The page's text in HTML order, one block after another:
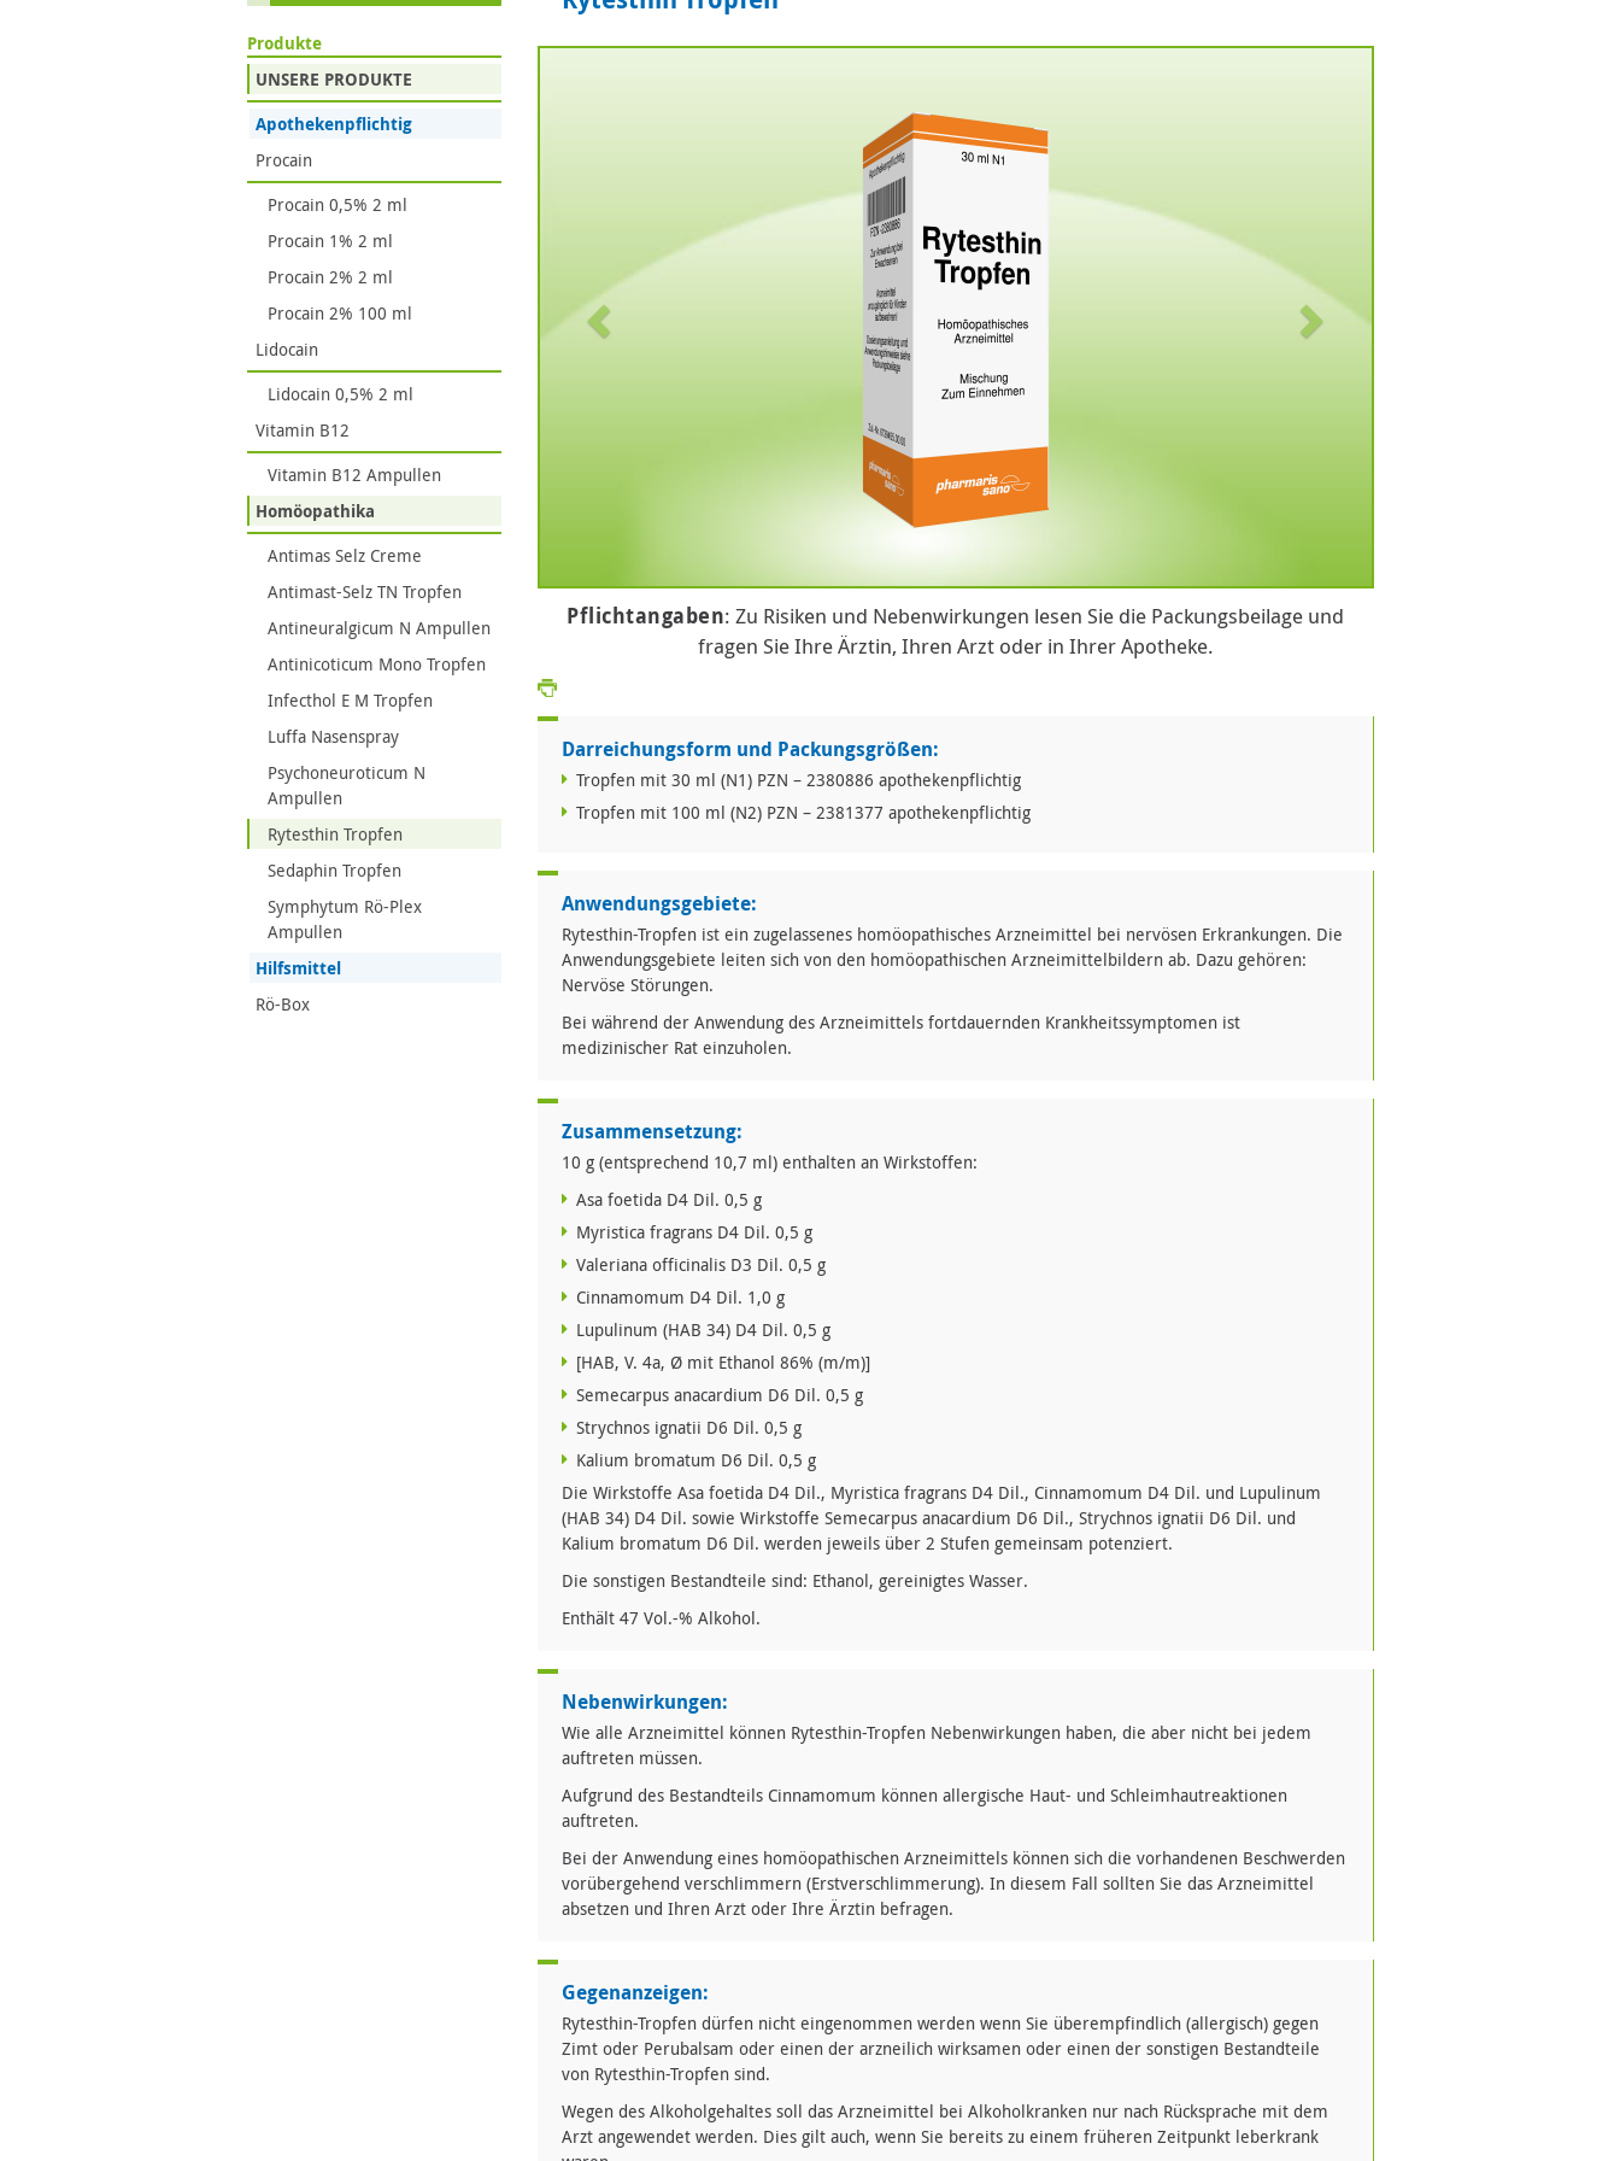
Pflichtangaben: Zu Risiken und Nebenwirkungen lesen Sie die Packungsbeilage und
fragen Sie Ihre Ärztin, Ihren Arzt oder in Ihrer Apotheke.
Darreichungsform und Packungsgrößen:
Tropfen mit 30 ml (N1) PZN – 2380886 apothekenpflichtig
Tropfen mit 100 ml (N2) PZN – 2381377 apothekenpflichtig
Anwendungsgebiete:
Rytesthin-Tropfen ist ein zugelassenes homöopathisches Arzneimittel bei nervösen Erkrankungen. Die
Anwendungsgebiete leiten sich von den homöopathischen Arzneimittelbildern ab. Dazu gehören:
Nervöse Störungen.
Bei während der Anwendung des Arzneimittels fortdauernden Krankheitssymptomen ist
medizinischer Rat einzuholen.
Zusammensetzung:
10 g (entsprechend 10,7 ml) enthalten an Wirkstoffen:
Asa foetida D4 Dil. 0,5 g
Myristica fragrans D4 Dil. 0,5 g
Valeriana officinalis D3 Dil. 0,5 g
Cinnamomum D4 Dil. 1,0 g
Lupulinum (HAB 34) D4 Dil. 0,5 g
[HAB, V. 4a, Ø mit Ethanol 86% (m/m)]
Semecarpus anacardium D6 Dil. 0,5 g
Strychnos ignatii D6 Dil. 0,5 g
Kalium bromatum D6 Dil. 0,5 g
Die Wirkstoffe Asa foetida D4 Dil., Myristica fragrans D4 Dil., Cinnamomum D4 Dil. und Lupulinum
(HAB 34) D4 Dil. sowie Wirkstoffe Semecarpus anacardium D6 Dil., Strychnos ignatii D6 Dil. und
Kalium bromatum D6 Dil. werden jeweils über 2 Stufen gemeinsam potenziert.
Die sonstigen Bestandteile sind: Ethanol, gereinigtes Wasser.
Enthält 47 Vol.-% Alkohol.
Nebenwirkungen:
Wie alle Arzneimittel können Rytesthin-Tropfen Nebenwirkungen haben, die aber nicht bei jedem
auftreten müssen.
Aufgrund des Bestandteils Cinnamomum können allergische Haut- und Schleimhautreaktionen
auftreten.
Bei der Anwendung eines homöopathischen Arzneimittels können sich die vorhandenen Beschwerden
vorübergehend verschlimmern (Erstverschlimmerung). In diesem Fall sollten Sie das Arzneimittel
absetzen und Ihren Arzt oder Ihre Ärztin befragen.
Gegenanzeigen:
Rytesthin-Tropfen dürfen nicht eingenommen werden wenn Sie überempfindlich (allergisch) gegen
Zimt oder Perubalsam oder einen der arzneilich wirksamen oder einen der sonstigen Bestandteile
von Rytesthin-Tropfen sind.
Wegen des Alkoholgehaltes soll das Arzneimittel bei Alkoholkranken nur nach Rücksprache mit dem
Arzt angewendet werden. Dies gilt auch, wenn Sie bereits zu einem früheren Zeitpunkt leberkrank
Produkte
UNSERE PRODUKTE
Apothekenpflichtig
Procain
Procain 0,5% 2 ml
Procain 1% 2 ml
Procain 2% 2 ml
Procain 2% 100 ml
Lidocain
Lidocain 0,5% 2 ml
Vitamin B12
Vitamin B12 Ampullen
Homöopathika
Antimas Selz Creme
Antimast-Selz TN Tropfen
Antineuralgicum N Ampullen
Antinicoticum Mono Tropfen
Infecthol E M Tropfen
Luffa Nasenspray
Psychoneuroticum N
Ampullen
Rytesthin Tropfen
Sedaphin Tropfen
Symphytum Rö-Plex
Ampullen
Hilfsmittel
Rö-Box